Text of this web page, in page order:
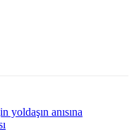
yoldaşın anısına